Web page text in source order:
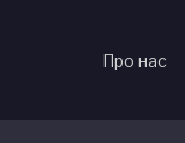
Про нас